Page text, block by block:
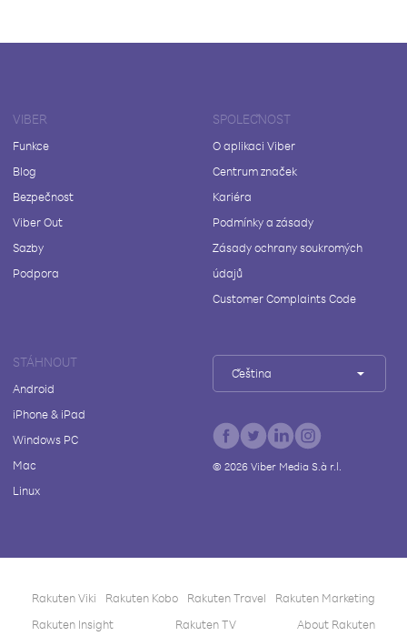
VIBER
Funkce
Blog
Bezpečnost
Viber Out
Sazby
Podpora
SPOLEČNOST
O aplikaci Viber
Centrum značek
Kariéra
Podmínky a zásady
Zásady ochrany soukromých
údajů
Customer Complaints Code
STÁHNOUT
Android
iPhone & iPad
Windows PC
Mac
Linux
Čeština
© 2026Viber Media S.à r.l.
Rakuten Viki Rakuten Kobo Rakuten Travel
Rakuten Marketing
Rakuten Insight
Rakuten TV About Rakuten